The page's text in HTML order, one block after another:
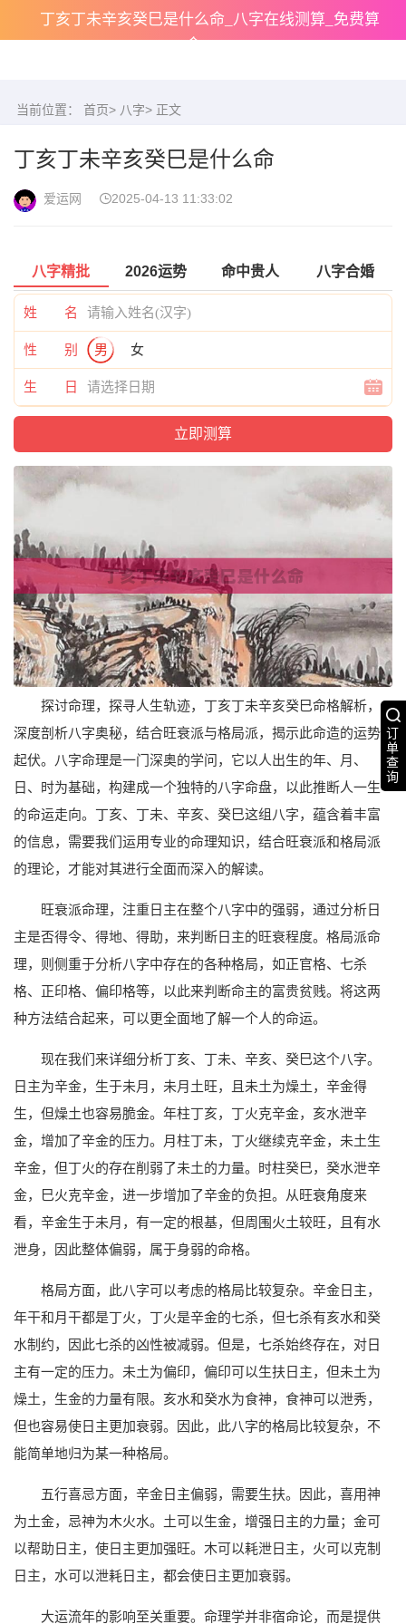
丁亥丁未辛亥癸巳是什么命_八字在线测算_免费算
命
订
单
查
询
当前位置： 首页> 八字> 正文
丁亥丁未辛亥癸巳是什么命
爱运网 2025-04-13 11:33:02
八字精批 2026运势 命中贵人 八字合婚
姓 名
性 别 男 女
生 日
探讨命理，探寻人生轨迹，丁亥丁未辛亥癸巳命格解析，
深度剖析八字奥秘，结合旺衰派与格局派，揭示此命造的运势
起伏。八字命理是一门深奥的学问，它以人出生的年、月、
日、时为基础，构建成一个独特的八字命盘，以此推断人一生
的命运走向。丁亥、丁未、辛亥、癸巳这组八字，蕴含着丰富
的信息，需要我们运用专业的命理知识，结合旺衰派和格局派
的理论，才能对其进行全面而深入的解读。
旺衰派命理，注重日主在整个八字中的强弱，通过分析日
主是否得令、得地、得助，来判断日主的旺衰程度。格局派命
理，则侧重于分析八字中存在的各种格局，如正官格、七杀
格、正印格、偏印格等，以此来判断命主的富贵贫贱。将这两
种方法结合起来，可以更全面地了解一个人的命运。
现在我们来详细分析丁亥、丁未、辛亥、癸巳这个八字。
日主为辛金，生于未月，未月土旺，且未土为燥土，辛金得
生，但燥土也容易脆金。年柱丁亥，丁火克辛金，亥水泄辛
金，增加了辛金的压力。月柱丁未，丁火继续克辛金，未土生
辛金，但丁火的存在削弱了未土的力量。时柱癸巳，癸水泄辛
金，巳火克辛金，进一步增加了辛金的负担。从旺衰角度来
看，辛金生于未月，有一定的根基，但周围火土较旺，且有水
泄身，因此整体偏弱，属于身弱的命格。
格局方面，此八字可以考虑的格局比较复杂。辛金日主，
年干和月干都是丁火，丁火是辛金的七杀，但七杀有亥水和癸
水制约，因此七杀的凶性被减弱。但是，七杀始终存在，对日
主有一定的压力。未土为偏印，偏印可以生扶日主，但未土为
燥土，生金的力量有限。亥水和癸水为食神，食神可以泄秀，
但也容易使日主更加衰弱。因此，此八字的格局比较复杂，不
能简单地归为某一种格局。
五行喜忌方面，辛金日主偏弱，需要生扶。因此，喜用神
为土金，忌神为木火水。土可以生金，增强日主的力量；金可
以帮助日主，使日主更加强旺。木可以耗泄日主，火可以克制
日主，水可以泄耗日主，都会使日主更加衰弱。
大运流年的影响至关重要。命理学并非宿命论，而是提供